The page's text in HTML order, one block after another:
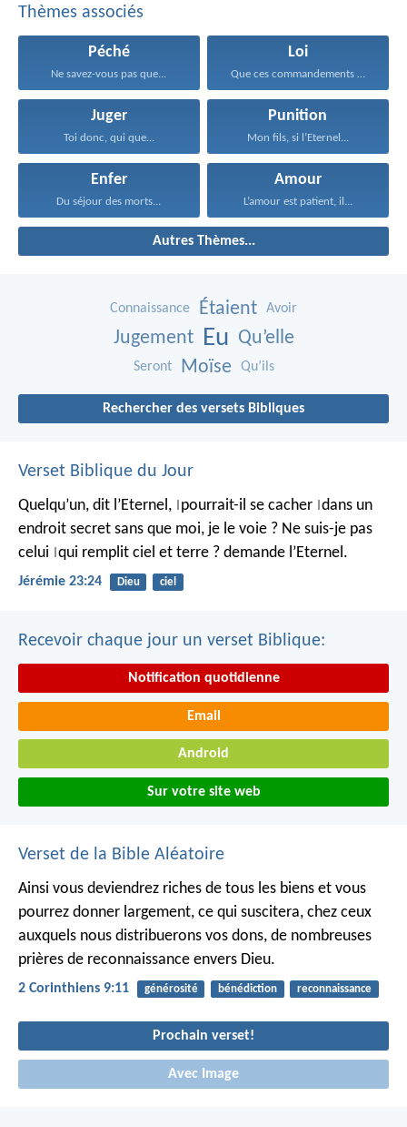
Thèmes associés
Péché
Ne savez-vous pas que...
Loi
Que ces commandements que...
Juger
Toi donc, qui que...
Punition
Mon fils, si l’Eternel...
Enfer
Du séjour des morts...
Amour
L’amour est patient, il...
Autres Thèmes...
Connaissance Étaient Avoir
Jugement Eu Qu’elle
Seront Moïse Qu’ils
Rechercher des versets Bibliques
Verset Biblique du Jour
Quelqu’un, dit l’Eternel, pourrait-il se cacher dans un
endroit secret sans que moi, je le voie ? Ne suis-je pas
celui qui remplit ciel et terre ? demande l’Eternel.
Jérémie 23:24 Dieu ciel
Recevoir chaque jour un verset Biblique:
Notification quotidienne
Email
Android
Sur votre site web
Verset de la Bible Aléatoire
Ainsi vous deviendrez riches de tous les biens et vous
pourrez donner largement, ce qui suscitera, chez ceux
auxquels nous distribuerons vos dons, de nombreuses
prières de reconnaissance envers Dieu.
2 Corinthiens 9:11 générosité bénédiction reconnaissance
Prochain verset!
Avec Image